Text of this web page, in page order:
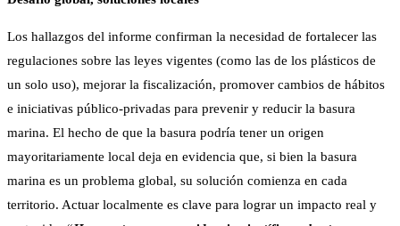
Los hallazgos del informe confirman la necesidad de fortalecer las
regulaciones sobre las leyes vigentes (como las de los plásticos de
un solo uso), mejorar la fiscalización, promover cambios de hábitos
e iniciativas público-privadas para prevenir y reducir la basura
marina. El hecho de que la basura podría tener un origen
mayoritariamente local deja en evidencia que, si bien la basura
marina es un problema global, su solución comienza en cada
territorio. Actuar localmente es clave para lograr un impacto real y